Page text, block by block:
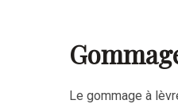
Le gommage à